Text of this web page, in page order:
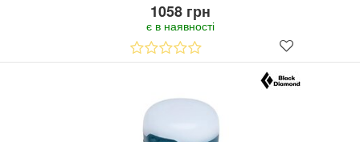
1058 грн
є в наявності